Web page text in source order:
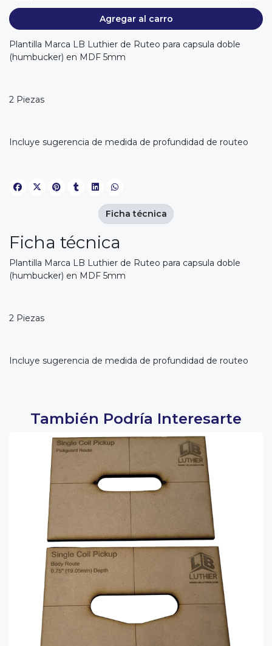
Agregar al carro
Plantilla Marca LB Luthier de Ruteo para capsula doble
(humbucker) en MDF 5mm
2 Piezas
Incluye sugerencia de medida de profundidad de routeo
Ficha técnica
Plantilla Marca LB Luthier de Ruteo para capsula doble
(humbucker) en MDF 5mm
2 Piezas
Incluye sugerencia de medida de profundidad de routeo
Ficha técnica
También Podría Interesarte